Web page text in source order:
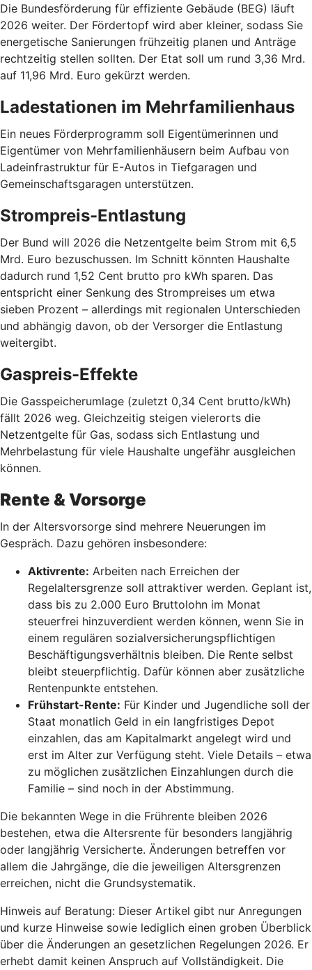
Die Bundesförderung für effiziente Gebäude (BEG) läuft
2026 weiter. Der Fördertopf wird aber kleiner, sodass Sie
energetische Sanierungen frühzeitig planen und Anträge
rechtzeitig stellen sollten. Der Etat soll um rund 3,36 Mrd.
auf 11,96 Mrd. Euro gekürzt werden.
Ladestationen im Mehrfamilienhaus
Ein neues Förderprogramm soll Eigentümerinnen und
Eigentümer von Mehrfamilienhäusern beim Aufbau von
Ladeinfrastruktur für E-Autos in Tiefgaragen und
Gemeinschaftsgaragen unterstützen.
Strompreis-Entlastung
Der Bund will 2026 die Netzentgelte beim Strom mit 6,5
Mrd. Euro bezuschussen. Im Schnitt könnten Haushalte
dadurch rund 1,52 Cent brutto pro kWh sparen. Das
entspricht einer Senkung des Strompreises um etwa
sieben Prozent – allerdings mit regionalen Unterschieden
und abhängig davon, ob der Versorger die Entlastung
weitergibt.
Gaspreis-Effekte
Die Gasspeicherumlage (zuletzt 0,34 Cent brutto/kWh)
fällt 2026 weg. Gleichzeitig steigen vielerorts die
Netzentgelte für Gas, sodass sich Entlastung und
Mehrbelastung für viele Haushalte ungefähr ausgleichen
können.
Rente & Vorsorge
In der Altersvorsorge sind mehrere Neuerungen im
Gespräch. Dazu gehören insbesondere:
Aktivrente: Arbeiten nach Erreichen der
Regelaltersgrenze soll attraktiver werden. Geplant ist,
dass bis zu 2.000 Euro Bruttolohn im Monat
steuerfrei hinzuverdient werden können, wenn Sie in
einem regulären sozialversicherungspflichtigen
Beschäftigungsverhältnis bleiben. Die Rente selbst
bleibt steuerpflichtig. Dafür können aber zusätzliche
Rentenpunkte entstehen.
Frühstart-Rente: Für Kinder und Jugendliche soll der
Staat monatlich Geld in ein langfristiges Depot
einzahlen, das am Kapitalmarkt angelegt wird und
erst im Alter zur Verfügung steht. Viele Details – etwa
zu möglichen zusätzlichen Einzahlungen durch die
Familie – sind noch in der Abstimmung.
Die bekannten Wege in die Frührente bleiben 2026
bestehen, etwa die Altersrente für besonders langjährig
oder langjährig Versicherte. Änderungen betreffen vor
allem die Jahrgänge, die die jeweiligen Altersgrenzen
erreichen, nicht die Grundsystematik.
Hinweis auf Beratung: Dieser Artikel gibt nur Anregungen
und kurze Hinweise sowie lediglich einen groben Überblick
über die Änderungen an gesetzlichen Regelungen 2026. Er
erhebt damit keinen Anspruch auf Vollständigkeit. Die